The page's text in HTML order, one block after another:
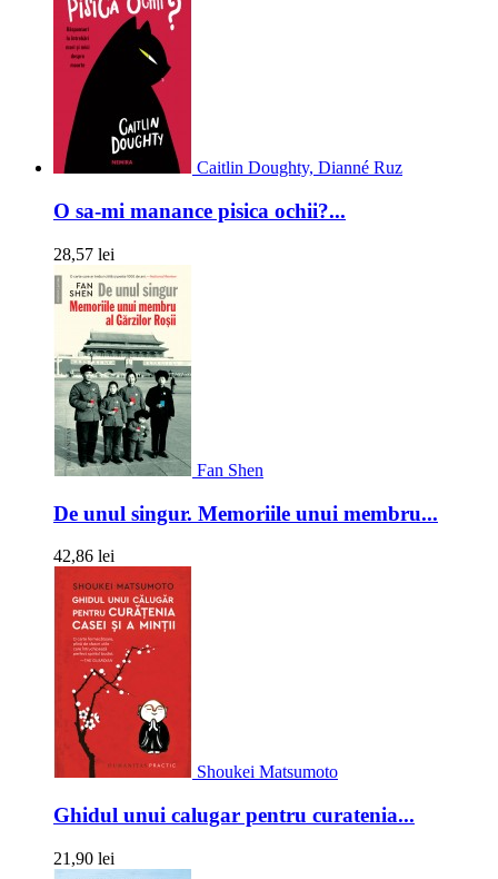
Caitlin Doughty, Dianné Ruz
O sa-mi manance pisica ochii?...
28,57 lei
Fan Shen
De unul singur. Memoriile unui membru...
42,86 lei
Shoukei Matsumoto
Ghidul unui calugar pentru curatenia...
21,90 lei